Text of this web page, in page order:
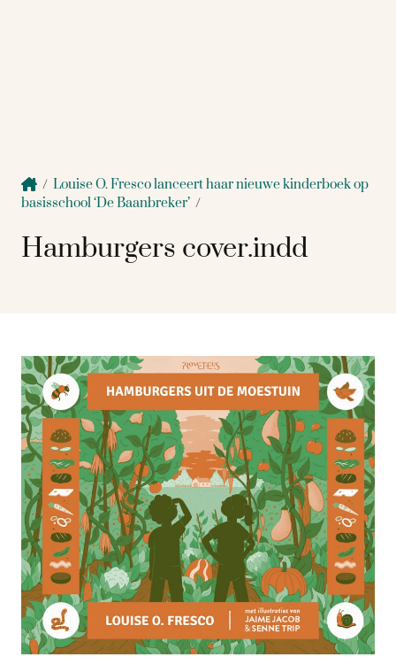
/ Louise O. Fresco lanceert haar nieuwe kinderboek op
basisschool ‘De Baanbreker’ /
Hamburgers cover.indd